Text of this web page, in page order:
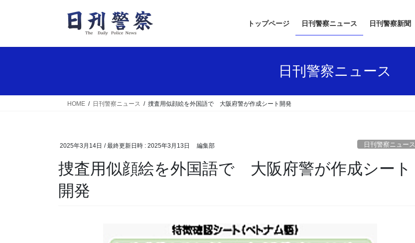
トップページ 日刊警察ニュース 日刊警察新聞
日刊警察ニュース
HOME 日刊警察ニュース 捜査用似顔絵を外国語で 大阪府警が作成シート開発
2025年3月14日 / 最終更新日時 : 2025年3月13日 編集部 日刊警察ニュース
捜査用似顔絵を外国語で 大阪府警が作成シート
開発